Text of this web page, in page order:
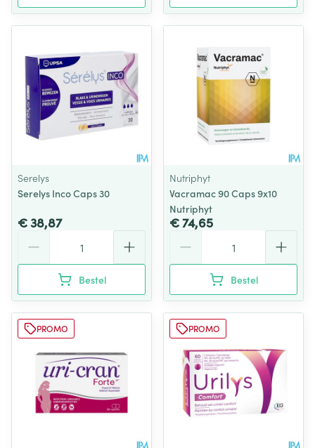
Serelys
Serelys Inco Caps 30
€ 38,87
Bestel
Nutriphyt
Vacramac 90 Caps 9x10
Nutriphyt
€ 74,65
Bestel
PROMO PROMO